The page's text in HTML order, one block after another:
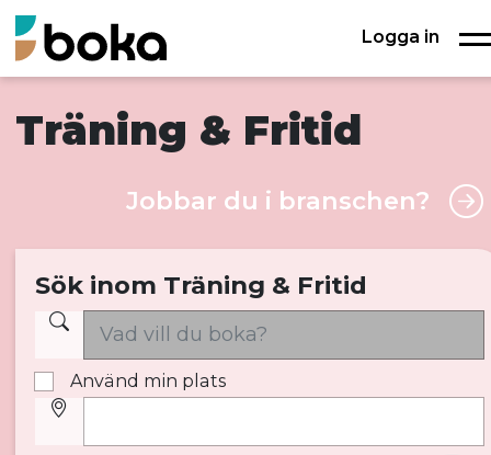
Logga in
Träning & Fritid
Jobbar du i branschen?
Sök inom Träning & Fritid
Använd min plats